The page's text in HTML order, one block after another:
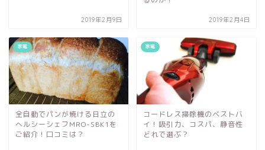
2019年2月9日 2019年2月4日
家電
全自動でパンが焼ける日立の
へルシーシェフMRO-SBK1を
ご紹介！口コミは？
家電
コードレス掃除機のベストバ
イ！吸引力、コスパ、静音性
どれで選ぶ？